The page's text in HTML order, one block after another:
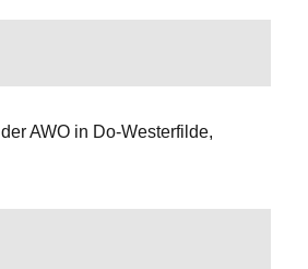
AWO in Do-Westerfilde,